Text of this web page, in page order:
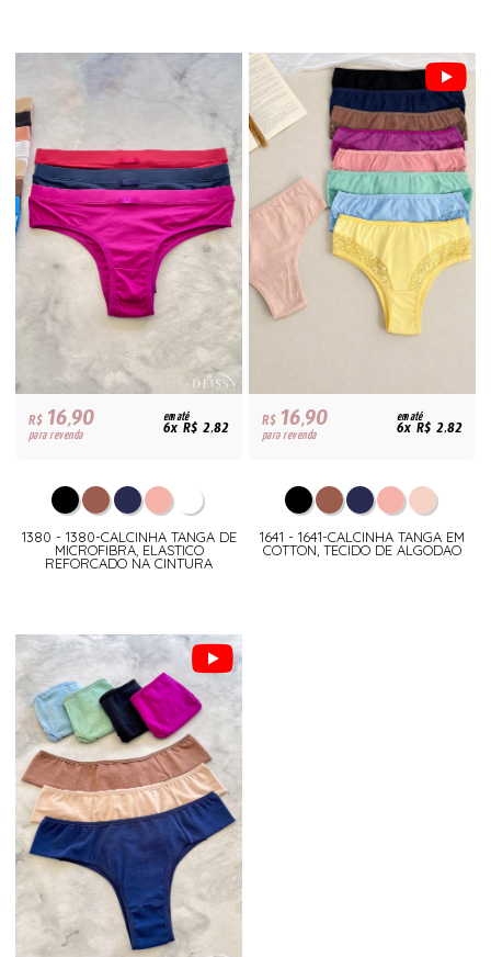
R$16,90
para revenda
em até
6x R$ 2,82
1380 - 1380-CALCINHA TANGA DE
MICROFIBRA, ELASTICO
REFORCADO NA CINTURA
R$16,90
para revenda
em até
6x R$ 2,82
1641 - 1641-CALCINHA TANGA EM
COTTON, TECIDO DE ALGODAO